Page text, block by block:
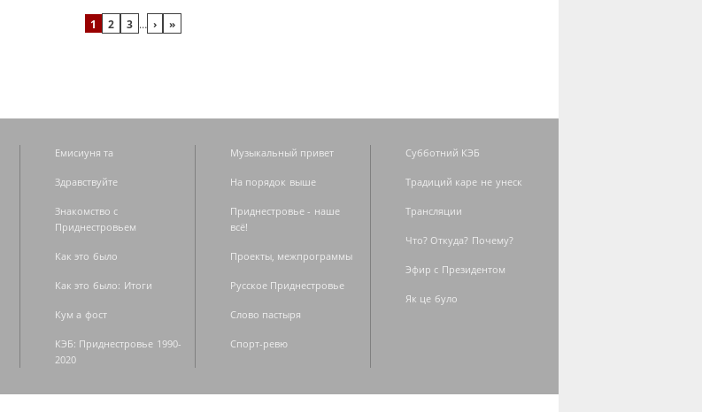
1 2 3 … › »
Емисиуня та
Здравствуйте
Знакомство с
Приднестровьем
Как это было
Как это было: Итоги
Кум а фост
КЭБ: Приднестровье 1990-
2020
Музыкальный привет
На порядок выше
Приднестровье - наше
всё!
Проекты, межпрограммы
Русское Приднестровье
Слово пастыря
Спорт-ревю
Субботний КЭБ
Традиций каре не унеск
Трансляции
Что? Откуда? Почему?
Эфир с Президентом
Як це було